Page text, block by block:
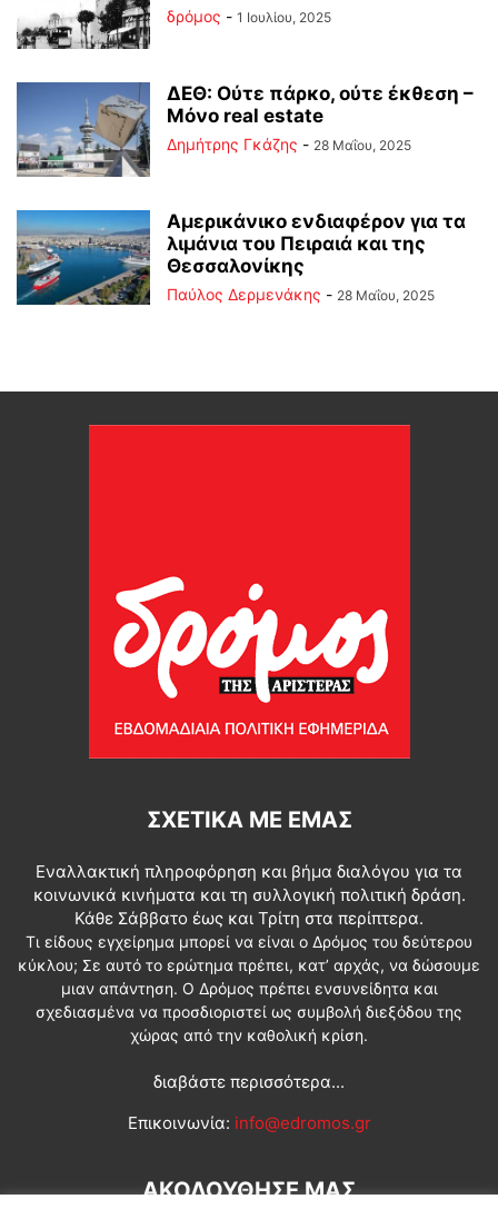
δρόμος - 1 Ιουλίου, 2025
ΔΕΘ: Ούτε πάρκο, ούτε έκθεση –
Μόνο real estate
Δημήτρης Γκάζης - 28 Μαΐου, 2025
Αμερικάνικο ενδιαφέρον για τα
λιμάνια του Πειραιά και της
Θεσσαλονίκης
Παύλος Δερμενάκης - 28 Μαΐου, 2025
ΣΧΕΤΙΚΆ ΜΕ ΕΜΆΣ
Εναλλακτική πληροφόρηση και βήμα διαλόγου για τα
κοινωνικά κινήματα και τη συλλογική πολιτική δράση.
Κάθε Σάββατο έως και Τρίτη στα περίπτερα.
Τι είδους εγχείρημα μπορεί να είναι ο Δρόμος του δεύτερου
κύκλου; Σε αυτό το ερώτημα πρέπει, κατ’ αρχάς, να δώσουμε
μιαν απάντηση. Ο Δρόμος πρέπει ενσυνείδητα και
σχεδιασμένα να προσδιοριστεί ως συμβολή διεξόδου της
χώρας από την καθολική κρίση.
διαβάστε περισσότερα...
Επικοινωνία: info@edromos.gr
ΑΚΟΛΟΥΘΗΣΕ ΜΑΣ